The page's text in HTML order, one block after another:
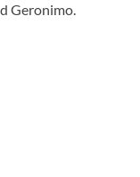
Geronimo.